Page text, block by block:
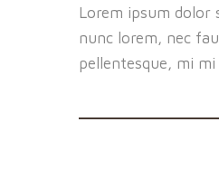
Lorem ipsum dolor
nunc lorem, nec
pellentesque, mi